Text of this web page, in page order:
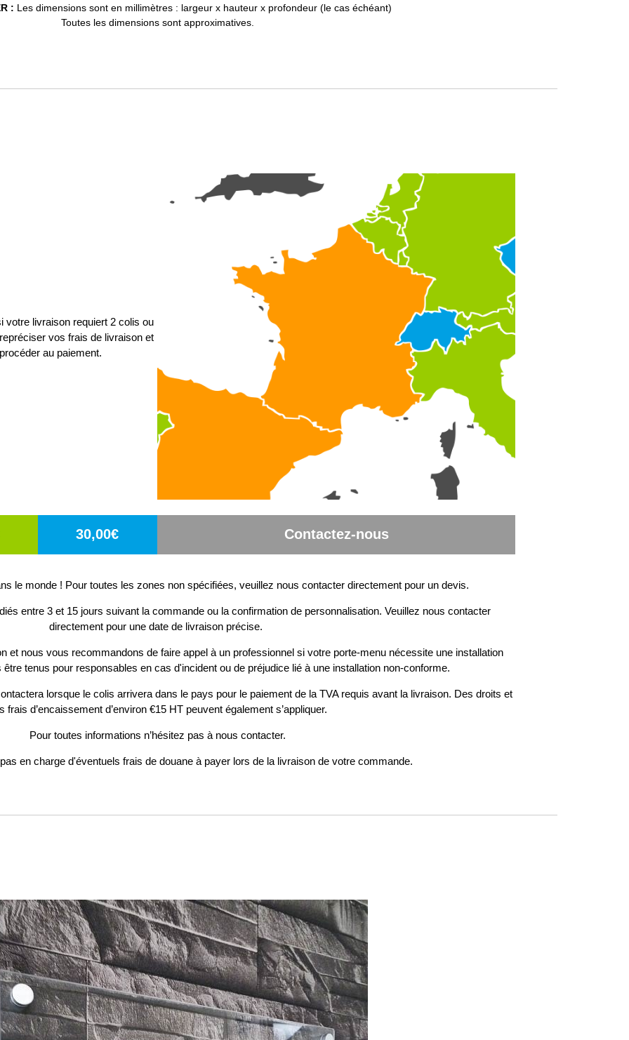
: Les dimensions sont en millimètres : largeur x hauteur x profondeur (le cas échéant)
Toutes les dimensions sont approximatives.
votre livraison requiert 2 colis ou
vos frais de livraison et
au paiement.
30,00€ Contactez-nous
le monde ! Pour toutes les zones non spécifiées, veuillez nous contacter directement pour un devis.
entre 3 et 15 jours suivant la commande ou la confirmation de personnalisation. Veuillez nous contacter
directement pour une date de livraison précise.
et nous vous recommandons de faire appel à un professionnel si votre porte-menu nécessite une installation
tenus pour responsables en cas d'incident ou de préjudice lié à une installation non-conforme.
lorsque le colis arrivera dans le pays pour le paiement de la TVA requis avant la livraison. Des droits et
frais d’encaissement d’environ €15 HT peuvent également s’appliquer.
Pour toutes informations n’hésitez pas à nous contacter.
en charge d'éventuels frais de douane à payer lors de la livraison de votre commande.